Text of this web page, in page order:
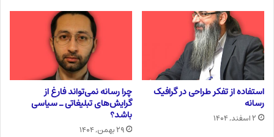
استفاده از تفکر طراحی در گرافیک
رسانه
۲ اسفند, ۱۴۰۴
چرا رسانه نمی‌تواند فارغ از
گرایش‌های تبلیغاتی ـ سیاسی
باشد؟
۲۹ بهمن, ۱۴۰۴